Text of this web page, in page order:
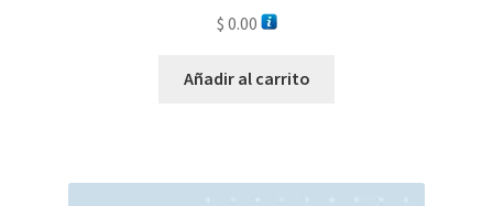
$ 0.00
Añadir al carrito